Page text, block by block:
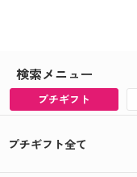
検索メニュー
プチギフト
プチギフト全て